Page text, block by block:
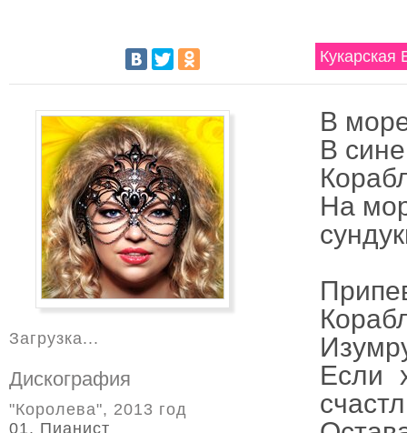
В
В
На
Если
Загрузка...
Дискография
"Королева", 2013 год
01. Пианист